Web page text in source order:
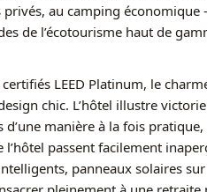
au camping économique
de l’écotourisme haut de
LEED Platinum, le
chic. L’hôtel illustre
manière à la fois
passent facilement
panneaux solaires